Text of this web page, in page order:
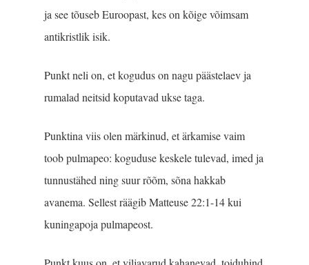
ja see tõuseb Euroopast, kes on kõige võimsam
antikristlik isik.
Punkt neli on, et kogudus on nagu päästelaev ja
rumalad neitsid koputavad ukse taga.
Punktina viis olen märkinud, et ärkamise vaim
toob pulmapeo: koguduse keskele tulevad, imed ja
tunnustähed ning suur rõõm, sõna hakkab
avanema. Sellest räägib Matteuse 22:1-14 kui
kuningapoja pulmapeost.